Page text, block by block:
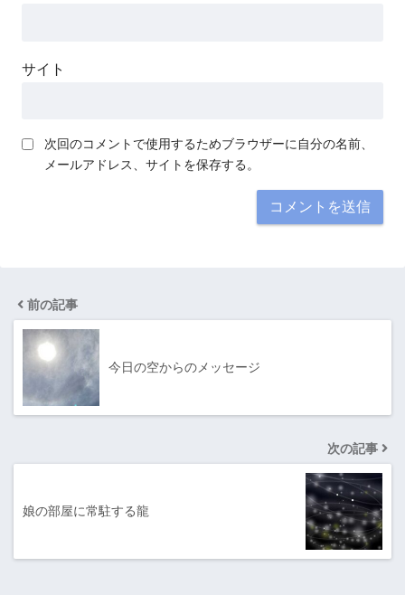
サイト
次回のコメントで使用するためブラウザーに自分の名前、
メールアドレス、サイトを保存する。
前の記事
今日の空からのメッセージ
次の記事
娘の部屋に常駐する龍